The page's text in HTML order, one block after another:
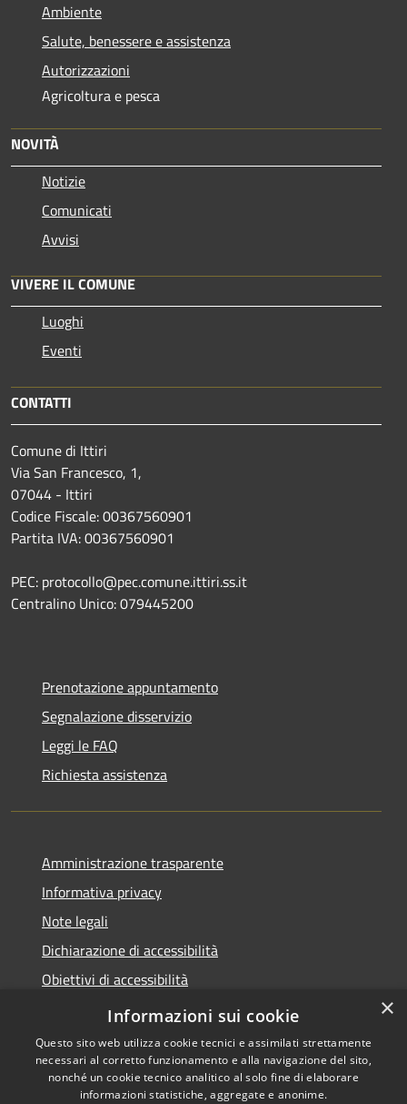
Ambiente
Salute, benessere e assistenza
Autorizzazioni
Agricoltura e pesca
NOVITÀ
Notizie
Comunicati
Avvisi
VIVERE IL COMUNE
Luoghi
Eventi
CONTATTI
Comune di Ittiri
Via San Francesco, 1,
07044 - Ittiri
Codice Fiscale: 00367560901
Partita IVA: 00367560901
PEC: protocollo@pec.comune.ittiri.ss.it
Centralino Unico: 079445200
Prenotazione appuntamento
Segnalazione disservizio
Leggi le FAQ
Richiesta assistenza
Amministrazione trasparente
Informativa privacy
Note legali
Dichiarazione di accessibilità
Obiettivi di accessibilità
Storico Deliberazioni
Copyright © 2026 • Comune di
×
Informazioni sui cookie
Questo sito web utilizza cookie tecnici e assimilati strettamente
necessari al corretto funzionamento e alla navigazione del sito,
nonché un cookie tecnico analitico al solo fine di elaborare
informazioni statistiche, aggregate e anonime.